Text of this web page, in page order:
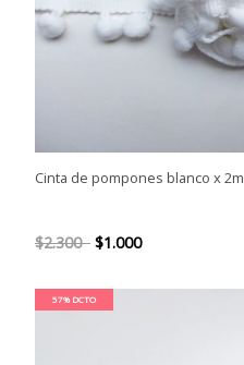
Cinta de pompones blanco x 2m
$2.300 $1.000
57% DCTO